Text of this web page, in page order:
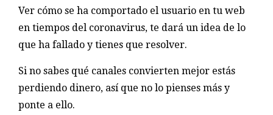
Ver cómo se ha comportado el usuario en tu web
en tiempos del coronavirus, te dará un idea de lo
que ha fallado y tienes que resolver.
Si no sabes qué canales convierten mejor estás
perdiendo dinero, así que no lo pienses más y
ponte a ello.